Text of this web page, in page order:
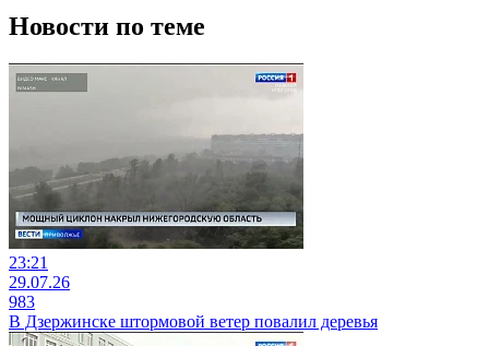
Новости по теме
23:21
29.07.26
983
В Дзержинске штормовой ветер повалил деревья